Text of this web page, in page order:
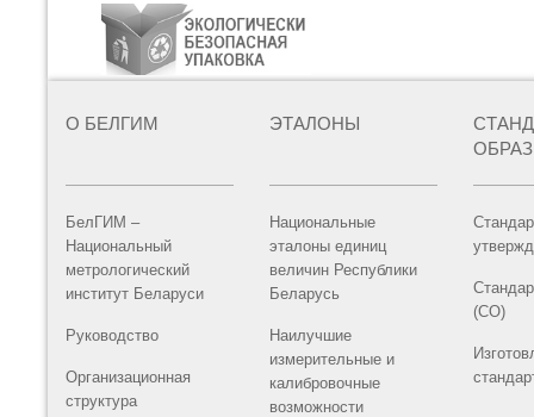
О БЕЛГИМ
БелГИМ –
Национальный
метрологический
институт Беларуси
Руководство
Организационная
структура
ЭТАЛОНЫ
Национальные
эталоны единиц
величин Республики
Беларусь
Наилучшие
измерительные и
калибровочные
возможности
(СО)